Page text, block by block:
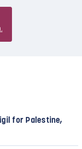
for Palestine,